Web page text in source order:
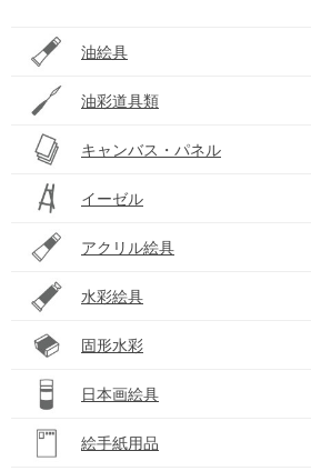
油絵具
油彩道具類
キャンバス・パネル
イーゼル
アクリル絵具
水彩絵具
固形水彩
日本画絵具
絵手紙用品